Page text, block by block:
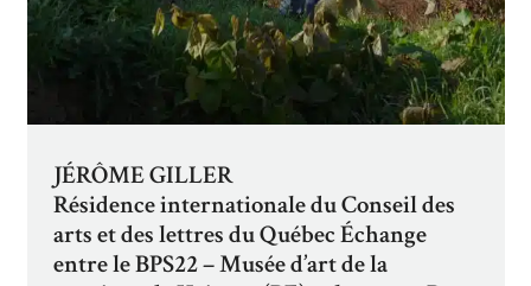
JÉRÔME GILLER
Résidence internationale du Conseil des
arts et des lettres du Québec Échange
entre le BPS22 – Musée d’art de la